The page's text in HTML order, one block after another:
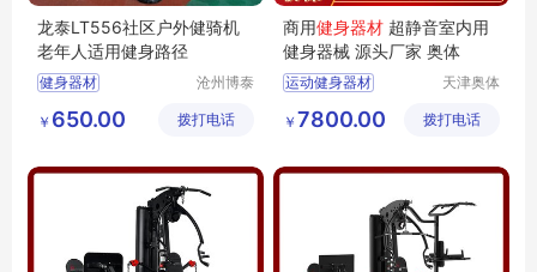
龙泰LT556社区户外健骑机
老年人适用健身路径
健身器材
沧州博泰
有限公司
￥ 650.00 拨打电话
商用健身器材 超静音室内用
健身器械 源头厂家 奥体
运动健身器材
家庭式健身器材
健身房运动健身器材
天津奥体
用品有限
￥ 7800.00 拨打电话